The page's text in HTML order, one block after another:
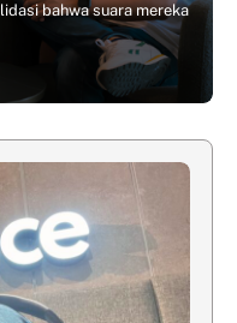
bahwa suara mereka